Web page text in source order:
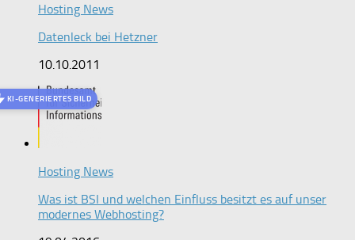
Hosting News
Datenleck bei Hetzner
10.10.2011
KI-GENERIERTES BILD
Hosting News
Was ist BSI und welchen Einfluss besitzt es auf unser
modernes Webhosting?